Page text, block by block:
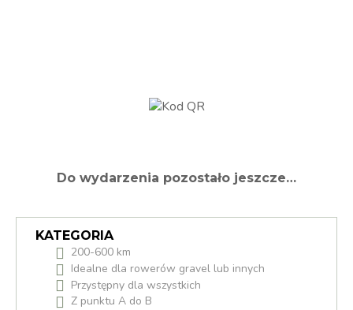
Do wydarzenia pozostało jeszcze…
KATEGORIA
200-600 km
Idealne dla rowerów gravel lub innych
Przystępny dla wszystkich
Z punktu A do B